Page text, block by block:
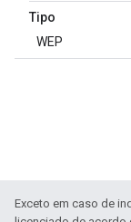
Tipo
WEP
Exceto em caso de